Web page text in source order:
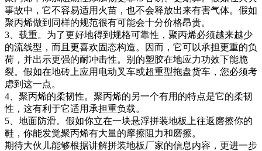
事故中，它不容易适用火苗，也不会释放出来有害气体。假如
聚丙烯做到同样的规范很有可能会十分价格昂贵。
3、载重。为了更好地得到规格可靠性，聚丙烯必须越来越少
的流线型，而且更喜欢固态构造。因而，它可以承担更重的负
荷，并出示更强的耐冲击性。别的塑胶在地应力功效下能脆
裂。假如在地砖上应用电动叉车或超重型拖盘货车，您必须考
虑到这一点。
4、聚丙烯的柔韧性。聚丙烯的另一个有用的特点是它的柔韧
性，这有利于它适用承担重负载。
5、地面防滑。假如你立在一块悬浮拼装地板上往返磨擦你的
鞋，你能发觉聚丙烯有大量的摩擦阻力和磨擦。
期待大伙儿能够根据讲解拼装地板厂家的信息内容，更进一步